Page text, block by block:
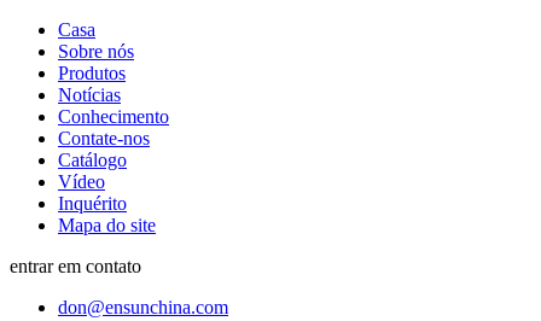
Casa
Sobre nós
Produtos
Notícias
Conhecimento
Contate-nos
Catálogo
Vídeo
Inquérito
Mapa do site
entrar em contato
don@ensunchina.com